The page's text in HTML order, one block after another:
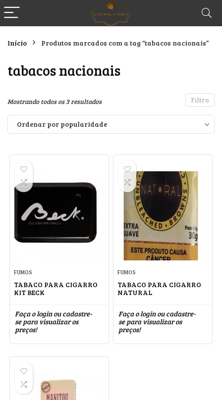
Início Produtos marcados com a tag “tabacos nacionais”
tabacos nacionais
Filtro
Mostrando todos os 3 resultadosClassificado
por
popularidade
Ordenar por popularidade
FUMOS
TABACO PARA CIGARRO
KIT BECK
Faça o login ou cadastre-
se para visualizar os
preços!
FUMOS
TABACO PARA CIGARRO
NATURAL
Faça o login ou cadastre-
se para visualizar os
preços!